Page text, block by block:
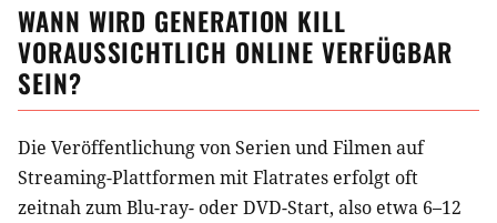
WANN WIRD GENERATION KILL
VORAUSSICHTLICH ONLINE VERFÜGBAR
SEIN?
Die Veröffentlichung von Serien und Filmen auf
Streaming-Plattformen mit Flatrates erfolgt oft
zeitnah zum Blu-ray- oder DVD-Start, also etwa 6–12